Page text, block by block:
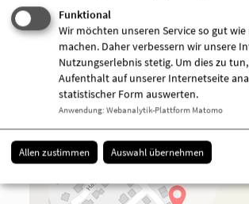
Jugendliche
Träger
AWO-OPR gemeinnützige
mbH
Funktional
Wir möchten unseren Service so gut
machen. Daher verbessern wir unsere
Nutzungserlebnis stetig. Um dies zu
Aufenthalt auf unserer Internetseite
statistischer Form auswerten.
Anwendung: Webanalytik-Plattform Matomo
Allen zustimmen Auswahl übernehmen